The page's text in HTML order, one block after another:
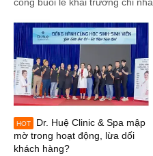
công buổi lễ khai trương chi
HOT
Dr. Huệ Clinic & Spa mập
mờ trong hoạt động, lừa dối
khách hàng?